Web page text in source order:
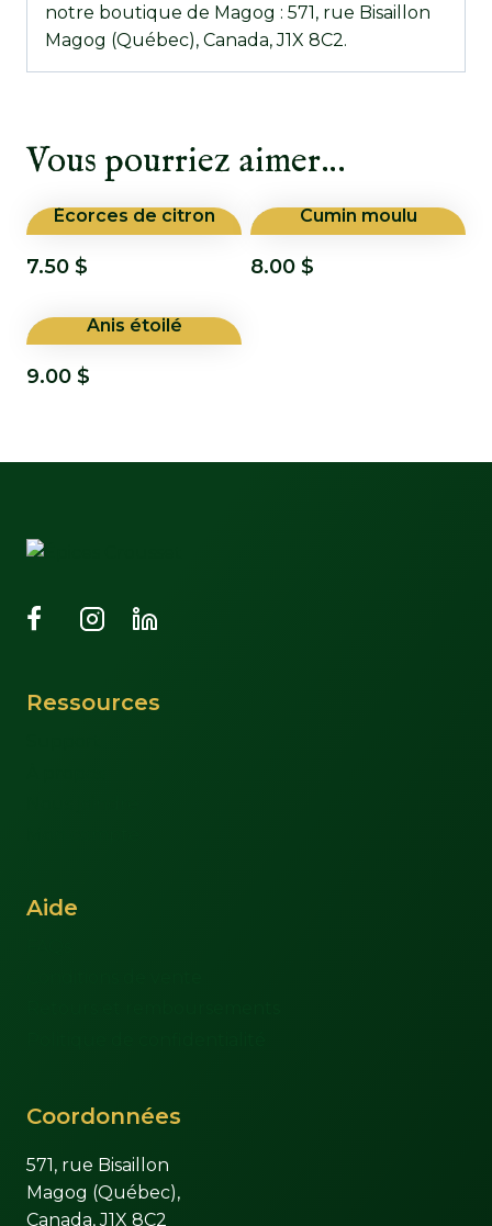
notre boutique de Magog : 571, rue Bisaillon
Magog (Québec), Canada, J1X 8C2.
Vous pourriez aimer…
Écorces de citron
7.50 $
Cumin moulu
8.00 $
Anis étoilé
9.00 $
Ressources
Aide
Coordonnées
571, rue Bisaillon
Magog (Québec),
Canada, J1X 8C2